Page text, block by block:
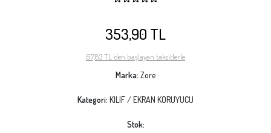
353,90 TL
67,83 TL 'den başlayan taksitlerle
Marka: Zore
Kategori: KILIF / EKRAN KORUYUCU
Stok: